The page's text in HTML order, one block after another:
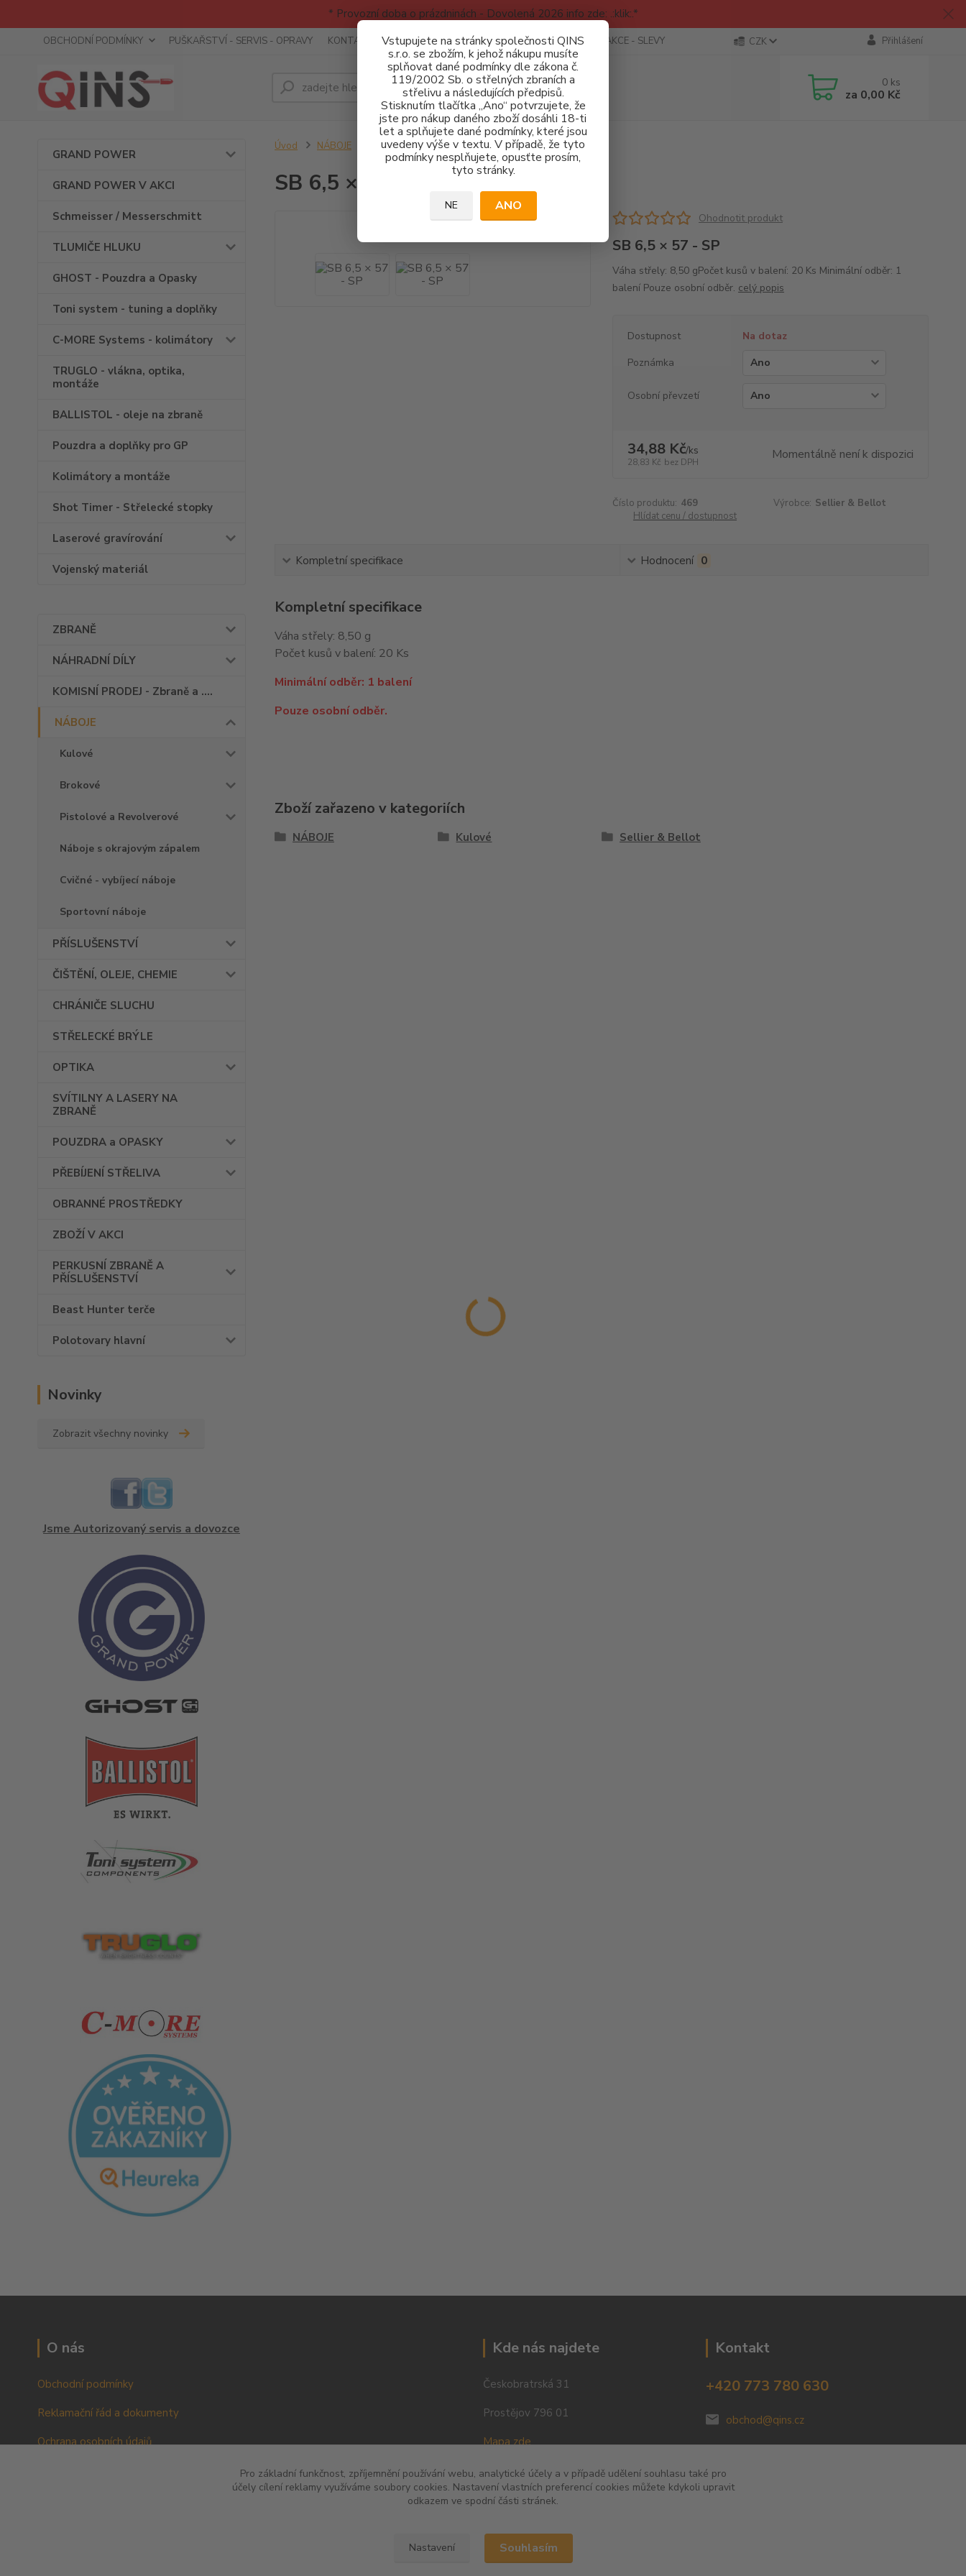
* Provozní doba o prázdninách - Dovolená 2026 info zde: .:klik:.*
Vstupujete na stránky společnosti QINS
s.r.o. se zbožím, k jehož nákupu musíte
splňovat dané podmínky dle zákona č.
119/2002 Sb. o střelných zbraních a
střelivu a následujících předpisů.
Stisknutím tlačítka „Ano“ potvrzujete, že
jste pro nákup daného zboží dosáhli 18-ti
let a splňujete dané podmínky, které jsou
uvedeny výše v textu. V případě, že tyto
podmínky nesplňujete, opusťte prosím,
tyto stránky.
NE ANO
OBCHODNÍ PODMÍNKY PUŠKAŘSTVÍ - SERVIS - OPRAVY KONTAKTY RECENZE - INFO SPORTOVNÍ AKCE AKCE - SLEVY CZK Přihlášení
Hledat 0 ks
za 0,00 Kč
GRAND POWER
GRAND POWER V AKCI
Schmeisser / Messerschmitt
TLUMIČE HLUKU
GHOST - Pouzdra a Opasky
Toni system - tuning a doplňky
C-MORE Systems - kolimátory
TRUGLO - vlákna, optika,
montáže
BALLISTOL - oleje na zbraně
Pouzdra a doplňky pro GP
Kolimátory a montáže
Shot Timer - Střelecké stopky
Laserové gravírování
Vojenský materiál
ZBRANĚ
NÁHRADNÍ DÍLY
KOMISNÍ PRODEJ - Zbraně a ....
NÁBOJE
Kulové
Brokové
Pistolové a Revolverové
Náboje s okrajovým zápalem
Cvičné - vybíjecí náboje
Sportovní náboje
PŘÍSLUŠENSTVÍ
ČIŠTĚNÍ, OLEJE, CHEMIE
CHRÁNIČE SLUCHU
STŘELECKÉ BRÝLE
OPTIKA
SVÍTILNY A LASERY NA
ZBRANĚ
POUZDRA a OPASKY
PŘEBÍJENÍ STŘELIVA
OBRANNÉ PROSTŘEDKY
ZBOŽÍ V AKCI
PERKUSNÍ ZBRANĚ A
PŘÍSLUŠENSTVÍ
Beast Hunter terče
Polotovary hlavní
Novinky
Zobrazit všechny novinky
Jsme Autorizovaný servis a dovozce
Úvod NÁBOJE SB 6,5 × 57 - SP
SB 6,5 × 57 - SP
Ohodnotit produkt
SB 6,5 × 57 - SP
Váha střely: 8,50 gPočet kusů v balení: 20 Ks Minimální odběr: 1
balení Pouze osobní odběr. celý popis
Dostupnost
Na dotaz
Poznámka
Osobní převzetí
34,88 Kč/ks
28,83 Kč bez DPH Momentálně není k dispozici
Číslo produktu: 469 Výrobce: Sellier & Bellot
Hlídat cenu / dostupnost
Kompletní specifikace Hodnocení 0
Kompletní specifikace
Váha střely: 8,50 g
Počet kusů v balení: 20 Ks
Minimální odběr: 1 balení
Pouze osobní odběr.
Zboží zařazeno v kategoriích
NÁBOJE Kulové Sellier & Bellot
O nás
Obchodní podmínky
Reklamační řád a dokumenty
Ochrana osobních údajů
Kde nás najdete
Českobratrská 31
Prostějov 796 01
Mapa zde
Kontakt
+420 773 780 630
obchod@qins.cz
Pro základní funkčnost, zpříjemnění používání webu, analytické účely a v případě udělení souhlasu také pro
účely cílení reklamy využíváme soubory cookies. Nastavení vlastních preferencí cookies můžete kdykoli upravit
odkazem ve spodní části stránek.
Nastavení Souhlasím